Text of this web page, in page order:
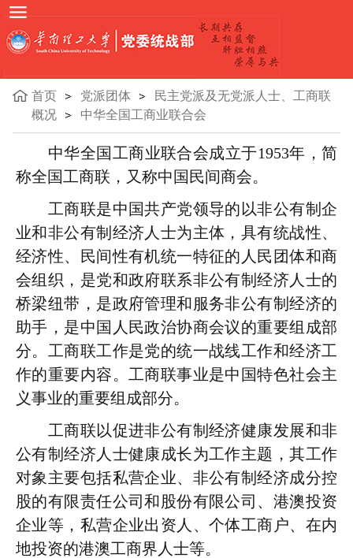
首页 党派团体
民主党派及无党派人士、工商联
概况
中华全国工商业联合会
中华全国工商业联合会成立于1953年，简
称全国工商联，又称中国民间商会。
工商联是中国共产党领导的以非公有制企
业和非公有制经济人士为主体，具有统战性、
经济性、民间性有机统一特征的人民团体和商
会组织，是党和政府联系非公有制经济人士的
桥梁纽带，是政府管理和服务非公有制经济的
助手，是中国人民政治协商会议的重要组成部
分。工商联工作是党的统一战线工作和经济工
作的重要内容。工商联事业是中国特色社会主
义事业的重要组成部分。
工商联以促进非公有制经济健康发展和非
公有制经济人士健康成长为工作主题，其工作
对象主要包括私营企业、非公有制经济成分控
股的有限责任公司和股份有限公司、港澳投资
企业等，私营企业出资人、个体工商户、在内
地投资的港澳工商界人士等。